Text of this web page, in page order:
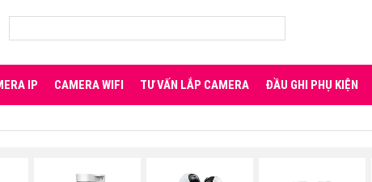
IP CAMERA WIFI TƯ VẤN LẮP CAMERA ĐẦU GHI PHỤ KIỆN